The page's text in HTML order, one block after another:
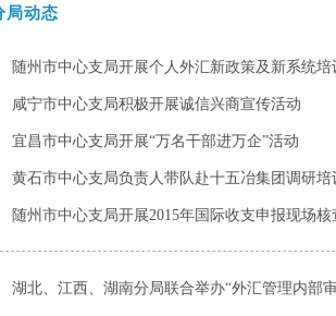
局动态
随州市中心支局开展个人外汇新政策及新系统培
咸宁市中心支局积极开展诚信兴商宣传活动
宜昌市中心支局开展“万名干部进万企”活动
黄石市中心支局负责人带队赴十五冶集团调研培
随州市中心支局开展2015年国际收支申报现场核
湖北、江西、湖南分局联合举办“外汇管理内部